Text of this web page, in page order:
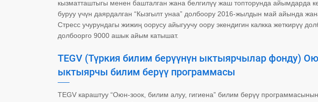
кызматташтыгы менен башталган жана белгилүү жаш топторунда айымдарда
буруу үчүн даярдалган “Кызгылт унаа” долбоору 2016-жылдын май айында
Стресс учурундагы жижиң оорусу айыгуучу оору экендигин калкка жеткирүү
долбоорго 9000 ашык айым катышат.
TEGV (Түркия билим берүүнүн ыктыярчылар фонду)
ыктыярчы билим берүү программасы
TEGV караштуу “Оюн-зоок, билим алуу, гигиена” билим берүү